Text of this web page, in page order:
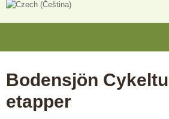
Bodensjön
etapper